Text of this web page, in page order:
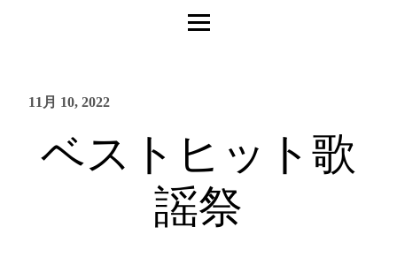
11月 10, 2022
ベストヒット歌
謡祭